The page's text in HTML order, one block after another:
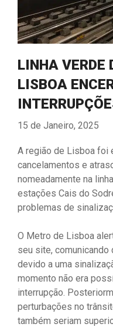
LINHA VERDE
LISBOA
15 de Janeiro, 2025
A região de Lisboa foi
cancelamentos e
nomeadamente na
estações Cais do
problemas de
O Metro de Lisboa
seu site,
devido a uma
momento não era
interrupção.
perturbações no
também seriam